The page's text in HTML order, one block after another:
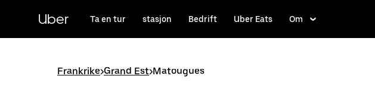
hovedinnholdet
Uber Ta en tur stasjon Bedrift Uber Eats Om
Frankrike>Grand Est>Matougues